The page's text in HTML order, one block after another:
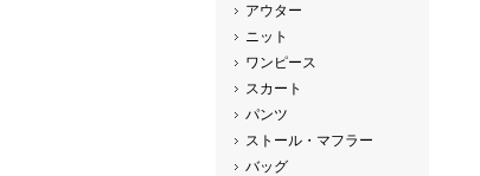
アウター
ニット
ワンピース
スカート
パンツ
ストール・マフラー
バッグ